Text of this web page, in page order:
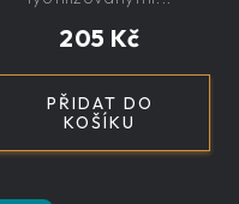
205 Kč
PŘIDAT DO
KOŠÍKU